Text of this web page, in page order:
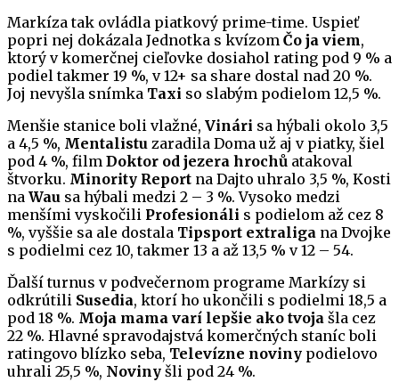
Markíza tak ovládla piatkový prime-time. Uspieť
popri nej dokázala Jednotka s kvízom Čo ja viem,
ktorý v komerčnej cieľovke dosiahol rating pod 9 % a
podiel takmer 19 %, v 12+ sa share dostal nad 20 %.
Joj nevyšla snímka Taxi so slabým podielom 12,5 %.
Menšie stanice boli vlažné, Vinári sa hýbali okolo 3,5
a 4,5 %, Mentalistu zaradila Doma už aj v piatky, šiel
pod 4 %, film Doktor od jezera hrochů atakoval
štvorku. Minority Report na Dajto uhralo 3,5 %, Kosti
na Wau sa hýbali medzi 2 – 3 %. Vysoko medzi
menšími vyskočili Profesionáli s podielom až cez 8
%, vyššie sa ale dostala Tipsport extraliga na Dvojke
s podielmi cez 10, takmer 13 a až 13,5 % v 12 – 54.
Ďalší turnus v podvečernom programe Markízy si
odkrútili Susedia, ktorí ho ukončili s podielmi 18,5 a
pod 18 %. Moja mama varí lepšie ako tvoja šla cez
22 %. Hlavné spravodajstvá komerčných staníc boli
ratingovo blízko seba, Televízne noviny podielovo
uhrali 25,5 %, Noviny šli pod 24 %.